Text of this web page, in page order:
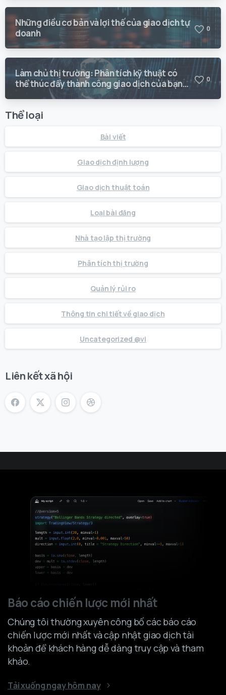
Những điều cơ bản và lợi thế của giao dịch tự
doanh
0
Làm chủ thị trường: Phân tích kỹ thuật có
thể thúc đẩy thành công giao dịch của bạn
như thế nào
0
Thể loại
Bài viết
Giao dịch định lượng
Giao dịch thuật toán
Loại bài đăng
Nhà tạo lập thị trường
Phân tích thị trường
Quản lý rủi ro
Thông tin chi tiết về giao dịch
Uncategorized @vi
Liên kết xã hội
Báo cáo chiến lược mới nhất
Chúng tôi thường xuyên công bố các báo cáo
chiến lược mới nhất và cập nhật giao dịch tài
khoản để khách hàng dễ dàng truy cập và tham
khảo.
Tải xuống ngay hôm nay